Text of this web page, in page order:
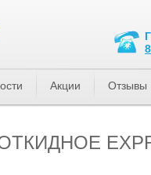
Акции Отзывы